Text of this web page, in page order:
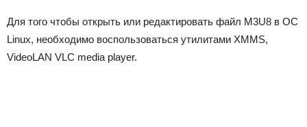
Для того чтобы открыть или редактировать файл M3U8 в ОС
Linux, необходимо воспользоваться утилитами XMMS,
VideoLAN VLC media player.